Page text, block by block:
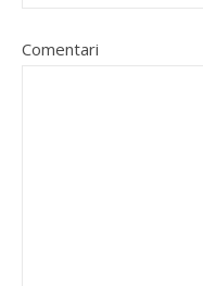
Comentari